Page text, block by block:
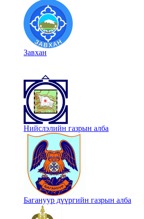
Завхан
Нийслэлийн газрын алба
Багануур дүүргийн газрын алба